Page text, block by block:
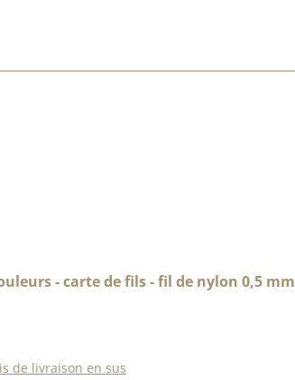
de produits
- carte de fils - fil de nylon 0,5 mm
:
de livraison en sus